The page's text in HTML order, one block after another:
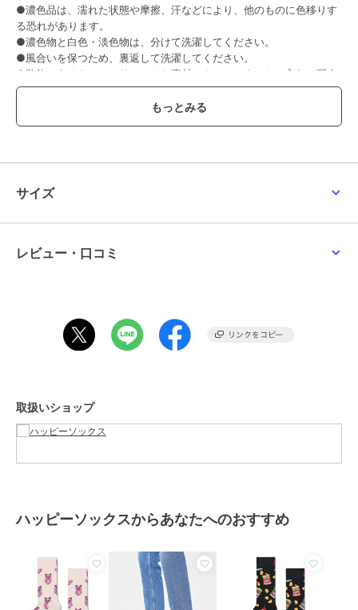
●濃色品は、濡れた状態や摩擦、汗などにより、他のものに色移りす
る恐れがあります。
●濃色物と白色・淡色物は、分けて洗濯してください。
●風合いを保つため、裏返して洗濯してください。
●装飾のあるもの・デリケートな素材のものは、ネットに入れて弱水
流で洗ってください。
●漂白剤は使用しないでください。
●タンブラー乾燥はお避けください。
ブランド
性別タイプ
レディース
レッグウェア ／ ソックス・靴下
素材
サイズ
レビュー・口コミ
取扱いショップ
ハッピーソックスからあなたへのおすすめ